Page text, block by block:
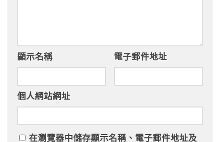
顯示名稱 電子郵件地址
個人網站網址
在瀏覽器中儲存顯示名稱、電子郵件地址及